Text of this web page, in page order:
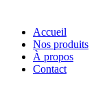
Accueil
Nos produits
À propos
Contact